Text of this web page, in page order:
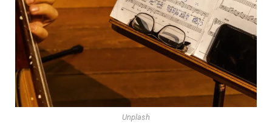
Unplash